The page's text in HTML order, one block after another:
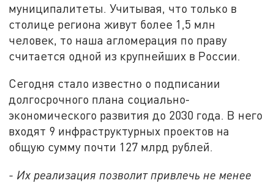
муниципалитеты. Учитывая, что только в
столице региона живут более 1,5 млн
человек, то наша агломерация по праву
считается одной из крупнейших в России.
Сегодня стало известно о подписании
долгосрочного плана социально-
экономического развития до 2030 года. В него
входят 9 инфраструктурных проектов на
общую сумму почти 127 млрд рублей.
- Их реализация позволит привлечь не менее